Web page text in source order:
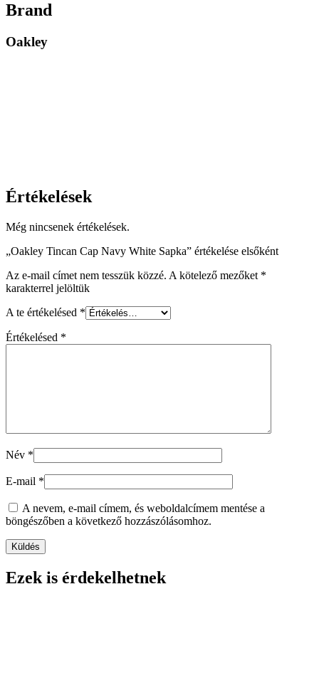
Brand
Oakley
Értékelések
Még nincsenek értékelések.
„Oakley Tincan Cap Navy White Sapka” értékelése elsőként
Az e-mail címet nem tesszük közzé. A kötelező mezőket *
karakterrel jelöltük
A te értékelésed *
Értékelésed *
Név *
E-mail *
A nevem, e-mail címem, és weboldalcímem mentése a
böngészőben a következő hozzászólásomhoz.
Ezek is érdekelhetnek